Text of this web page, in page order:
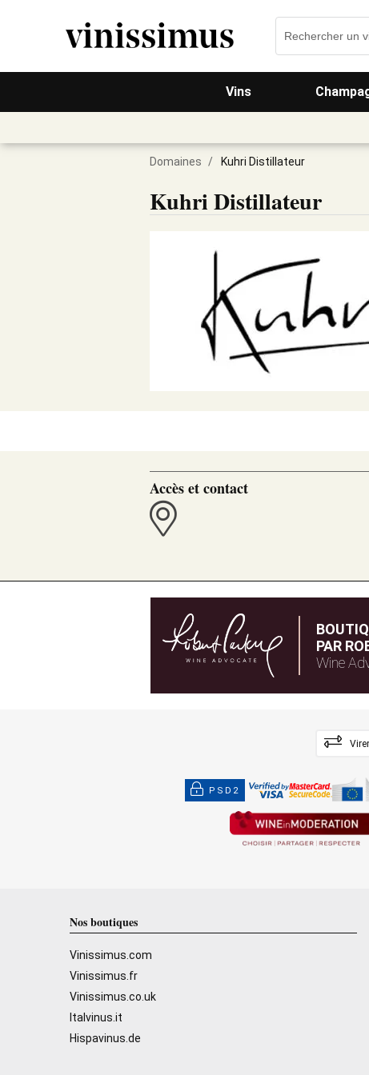
Vins
Domaines / Kuhri Distillateur
Kuhri Distillateur
Accès et contact
PAR
Wine
PSD2
Nos boutiques
Vinissimus.com
Vinissimus.fr
Vinissimus.co.uk
Italvinus.it
Hispavinus.de